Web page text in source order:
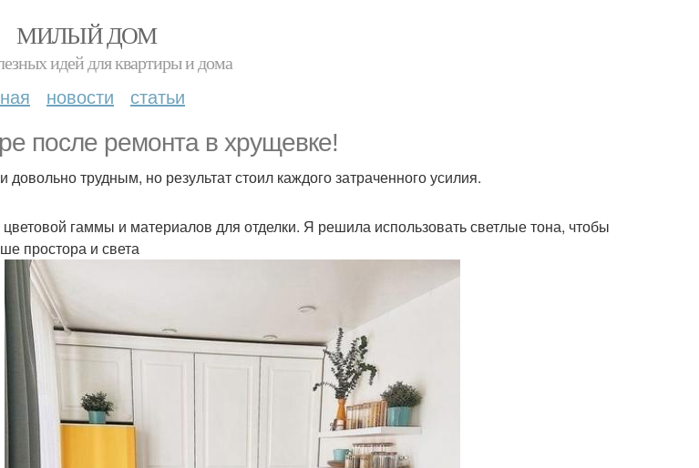
МИЛЫЙ ДОМ
идей для квартиры и дома
новости статьи
после ремонта в хрущевке!
трудным, но результат стоил каждого затраченного усилия.
гаммы и материалов для отделки. Я решила использовать светлые тона, чтобы
простора и света